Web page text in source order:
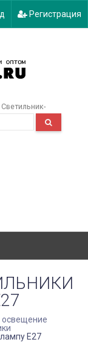
Регистрация
Светильник-
освещение
E27